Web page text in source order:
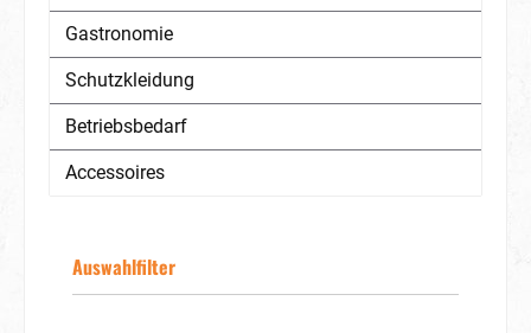
Gastronomie
Schutzkleidung
Betriebsbedarf
Accessoires
Auswahlfilter